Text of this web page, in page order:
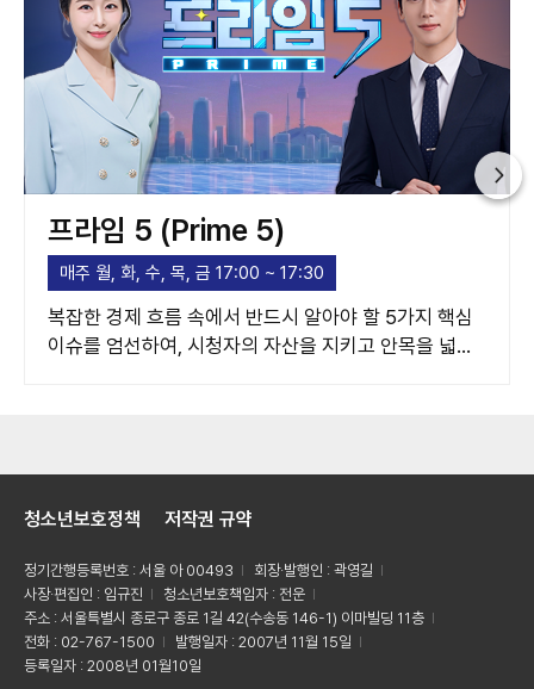
프라임 5 (Prime 5)
매주 월, 화, 수, 목, 금 17:00 ~ 17:30
복잡한 경제 흐름 속에서 반드시 알아야 할 5가지 핵심
이슈를 엄선하여, 시청자의 자산을 지키고 안목을 넓혀
청소년보호정책 저작권 규약
정기간행등록번호 : 서울 아 00493
회장·발행인 : 곽영길
사장·편집인 : 임규진
청소년보호책임자 : 전운
주소 : 서울특별시 종로구 종로 1길 42(수송동 146-1) 이마빌딩 11층
전화 : 02-767-1500
발행일자 : 2007년 11월 15일
등록일자 : 2008년 01월10일